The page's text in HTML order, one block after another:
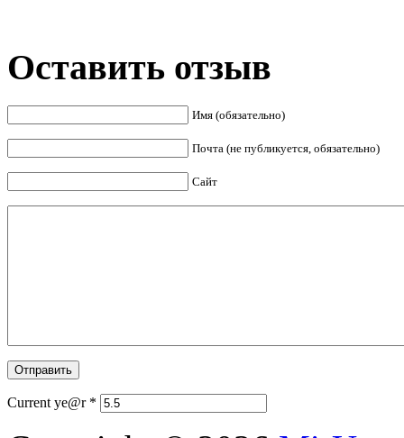
Оставить отзыв
Имя (обязательно)
Почта (не публикуется, обязательно)
Сайт
Current ye@r *